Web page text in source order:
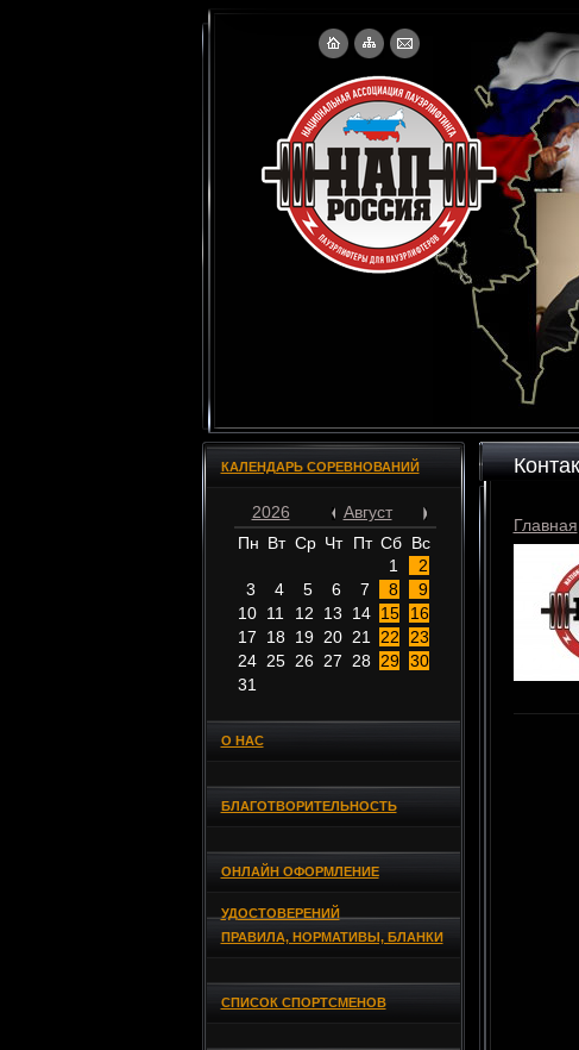
КАЛЕНДАРЬ СОРЕВНОВАНИЙ
2026
Август
Пн Вт Ср Чт Пт Сб Вс
1
2
3
4 5 6 7 8
9
10 11 12 13 14 15
16
17
18 19 20 21 22
23
24 25 26 27 28 29 30
31
О НАС
БЛАГОТВОРИТЕЛЬНОСТЬ
ОНЛАЙН ОФОРМЛЕНИЕ
УДОСТОВЕРЕНИЙ
ПРАВИЛА, НОРМАТИВЫ, БЛАНКИ
СПИСОК СПОРТСМЕНОВ
Главная